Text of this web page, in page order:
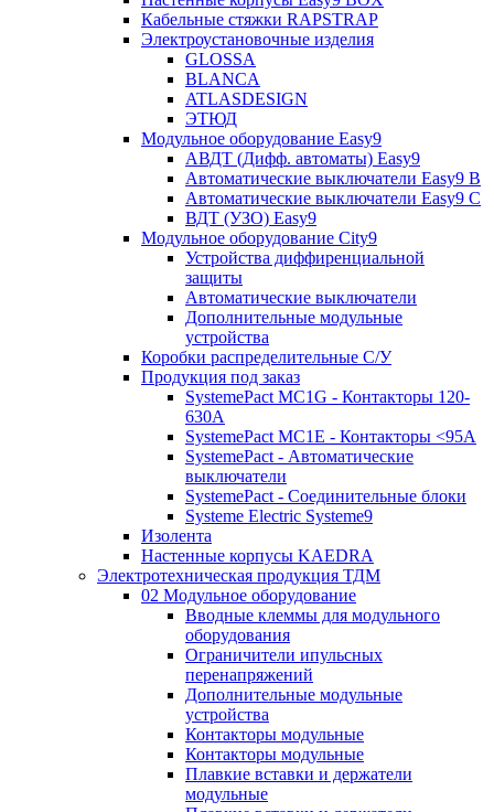
Кабельные стяжки RAPSTRAP
Электроустановочные изделия
GLOSSA
BLANCA
ATLASDESIGN
ЭТЮД
Модульное оборудование Easy9
АВДТ (Дифф. автоматы) Easy9
Автоматические выключатели Easy9 В
Автоматические выключатели Easy9 С
ВДТ (УЗО) Easy9
Модульное оборудование City9
Устройства диффиренциальной
защиты
Автоматические выключатели
Дополнительные модульные
устройства
Коробки распределительные C/У
Продукция под заказ
SystemePact MC1G - Контакторы 120-
630A
SystemePact MC1E - Контакторы <95A
SystemePact - Автоматические
выключатели
SystemePact - Соединительные блоки
Systeme Electric Systeme9
Изолента
Настенные корпусы KAEDRA
Электротехническая продукция ТДМ
02 Модульное оборудование
Вводные клеммы для модульного
оборудования
Ограничители ипульсных
перенапряжений
Дополнительные модульные
устройства
Контакторы модульные
Контакторы модульные
Плавкие вставки и держатели
модульные